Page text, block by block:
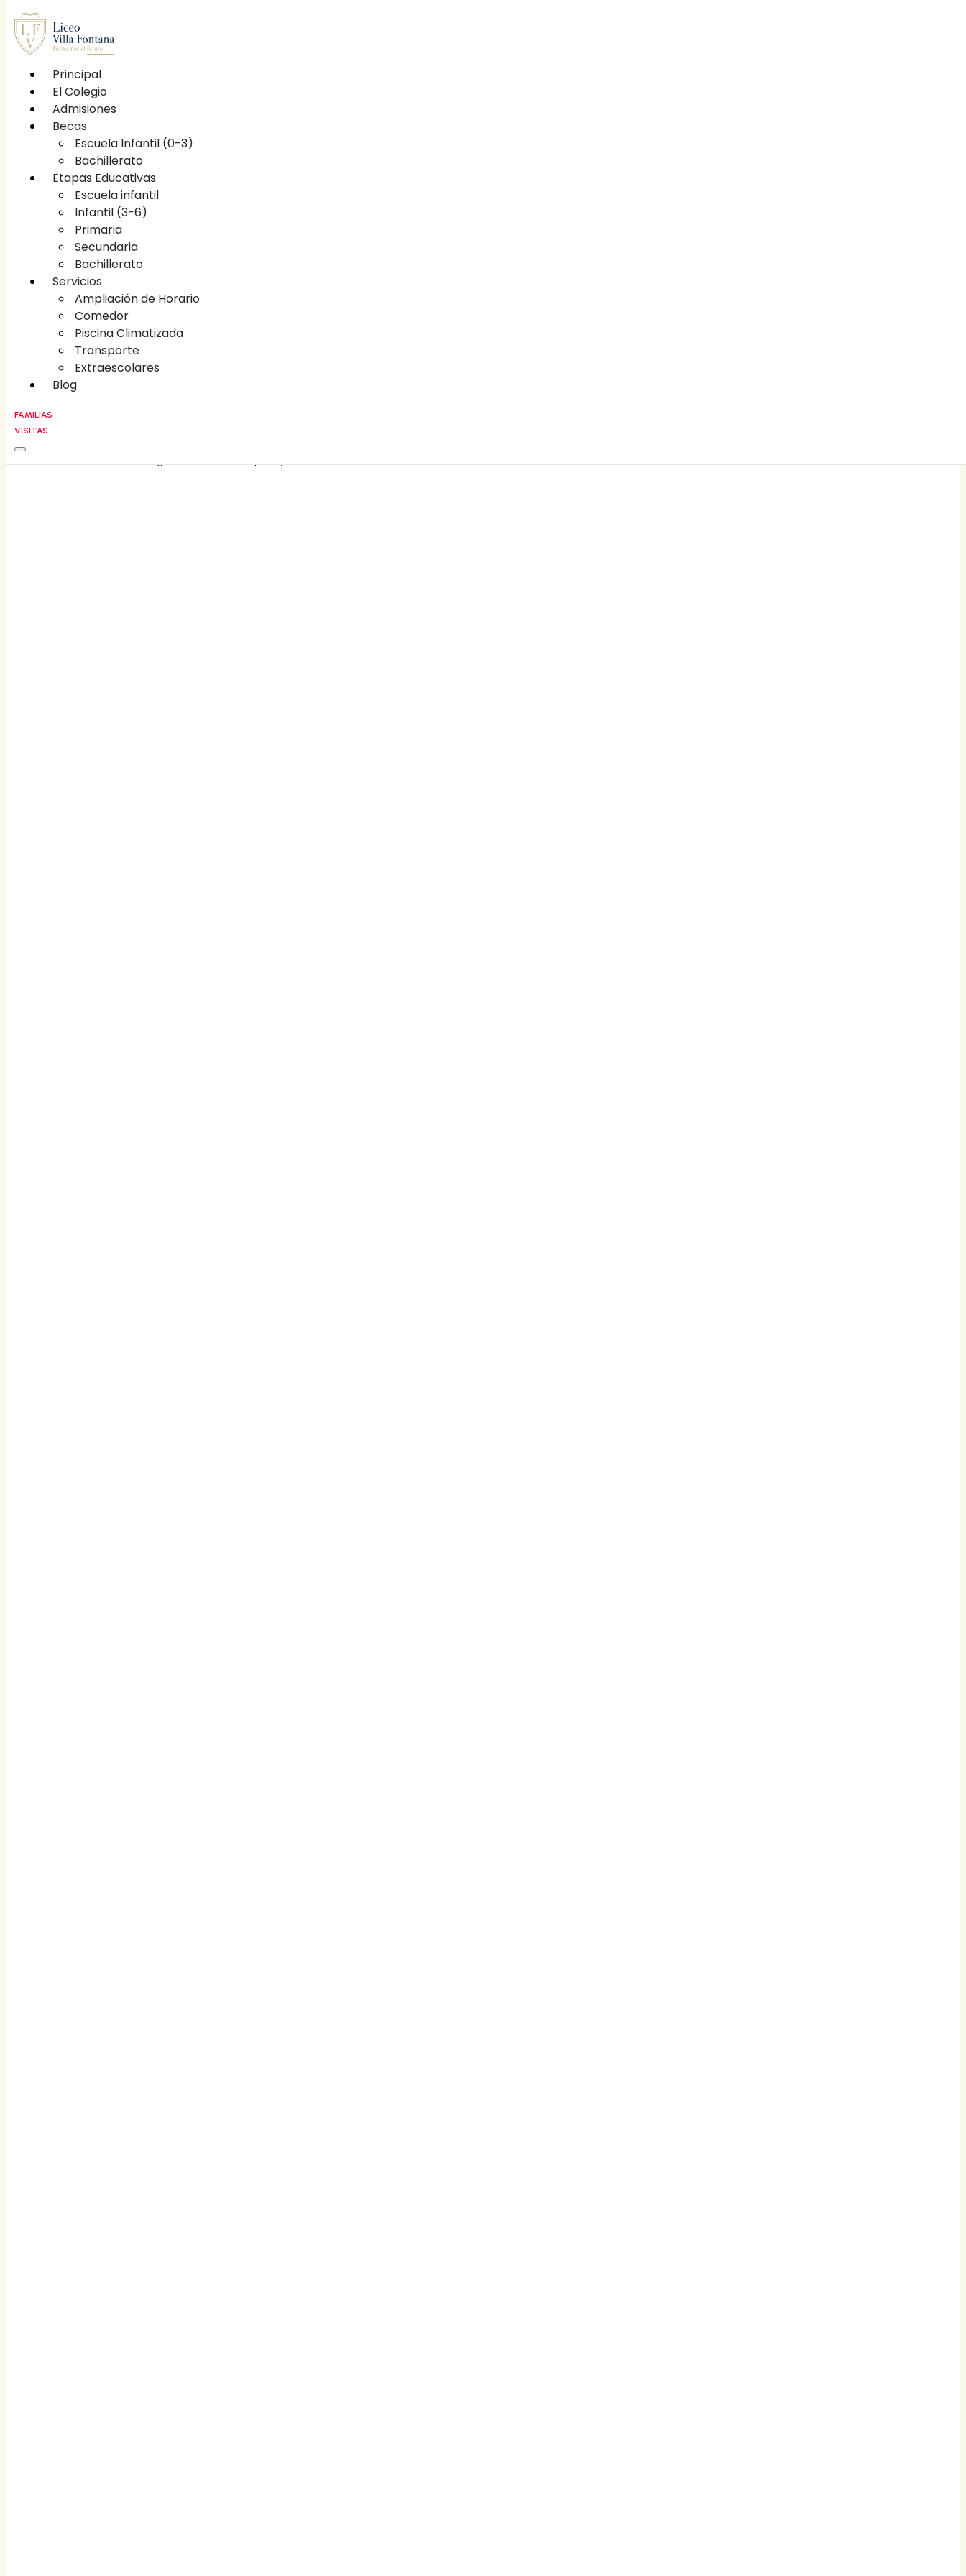
Principal
El Colegio
Etapas educativas
Escuela infantil
Infantil (3-6)
Primaria
Secundaria
Bachillerato
Becas
Escuela Infantil (0-3)
Bachillerato
Servicios
Ampliación de Horario
Comedor
Piscina Climatizada
Transporte
Extraescolares
Blog
FAMILIAS
Principal
El Colegio
Admisiones
Becas
Escuela Infantil (0-3)
Bachillerato
Etapas Educativas
Escuela infantil
Infantil (3-6)
Primaria
Secundaria
Bachillerato
Servicios
Ampliación de Horario
Comedor
Piscina Climatizada
Transporte
Extraescolares
Blog
FAMILIAS
VISITAS